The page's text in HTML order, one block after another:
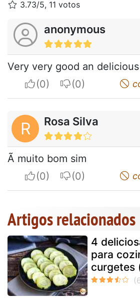
3.73/5, 11 votos
anonymous
Very very good an delicious
I apreciateI do not
R Rosa Silva
Ã muito bom sim
I apreciateI do not
Artigos relacionados
4
para
curgetes